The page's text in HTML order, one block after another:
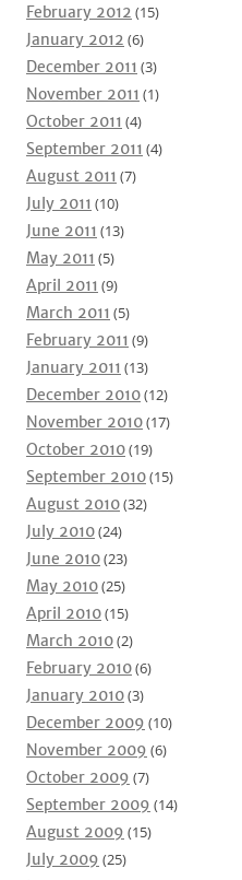
February 2012 (15)
January 2012 (6)
December 2011 (3)
November 2011 (1)
October 2011 (4)
September 2011 (4)
August 2011 (7)
July 2011 (10)
June 2011 (13)
May 2011 (5)
April 2011 (9)
March 2011 (5)
February 2011 (9)
January 2011 (13)
December 2010(12)
November 2010(17)
October 2010(19)
September 2010(15)
August 2010(32)
July 2010(24)
June 2010(23)
May 2010(25)
April 2010(15)
March 2010(2)
February 2010(6)
January 2010(3)
December 2009 (10)
November 2009 (6)
October 2009 (7)
September 2009 (14)
August 2009 (15)
July 2009 (25)